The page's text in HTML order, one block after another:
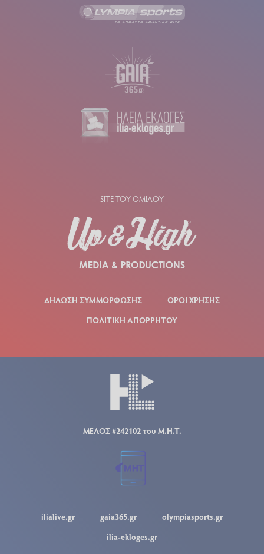
SITE ΤΟΥ ΟΜΙΛΟΥ
ΔΗΛΩΣΗ ΣΥΜΜΟΡΦΩΣΗΣ
ΟΡΟΙ ΧΡΗΣΗΣ
ΠΟΛΙΤΙΚΗ ΑΠΟΡΡΗΤΟΥ
ΜΕΛΟΣ #242102 του Μ.Η.Τ.
ilialive.gr gaia365.gr
olympiasports.gr
ilia-ekloges.gr